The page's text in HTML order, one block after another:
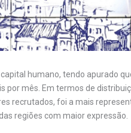
humano, tendo apurado
por mês. Em termos de
recrutados, foi a mais
regiões com maior expressão.